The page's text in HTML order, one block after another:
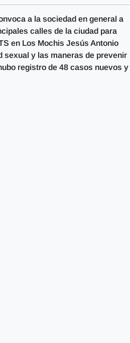
a la sociedad en general a
calles de la ciudad para
en Los Mochis Jesús Antonio
sexual y las maneras de prevenir
registro de 48 casos nuevos y